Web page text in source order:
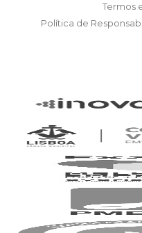
Termos
Política de